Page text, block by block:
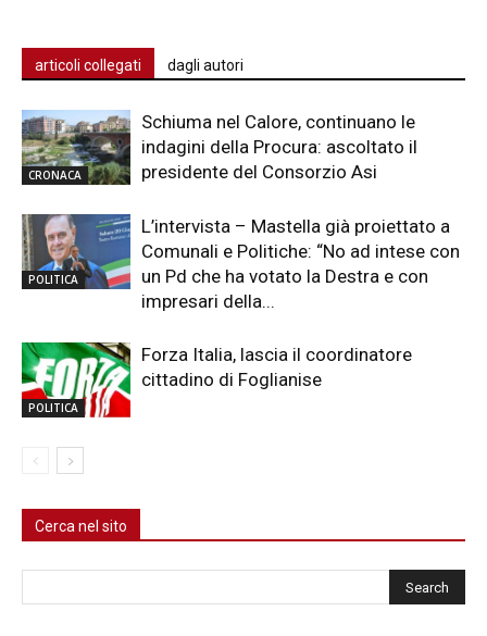
articoli collegati dagli autori
CRONACA
Schiuma nel Calore, continuano le
indagini della Procura: ascoltato il
presidente del Consorzio Asi
POLITICA
L’intervista – Mastella già proiettato a
Comunali e Politiche: “No ad intese con
un Pd che ha votato la Destra e con
impresari della...
POLITICA
Forza Italia, lascia il coordinatore
cittadino di Foglianise
Cerca nel sito